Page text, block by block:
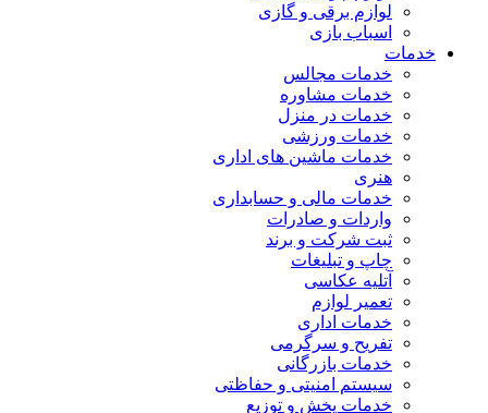
لوازم برقی و گازی
اسباب بازی
خدمات
خدمات مجالس
خدمات مشاوره
خدمات در منزل
خدمات ورزشی
خدمات ماشین های اداری
هنری
خدمات مالی و حسابداری
واردات و صادرات
ثبت شرکت و برند
چاپ و تبلیغات
آتلیه عکاسی
تعمیر لوازم
خدمات اداری
تفریح و سرگرمی
خدمات بازرگانی
سیستم امنیتی و حفاظتی
خدمات پخش و توزیع